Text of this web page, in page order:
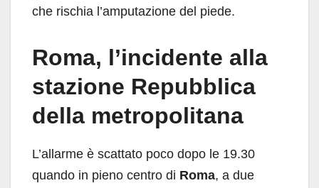
che rischia l’amputazione del piede.
Roma, l’incidente alla
stazione Repubblica
della metropolitana
L’allarme è scattato poco dopo le 19.30
quando in pieno centro di Roma, a due